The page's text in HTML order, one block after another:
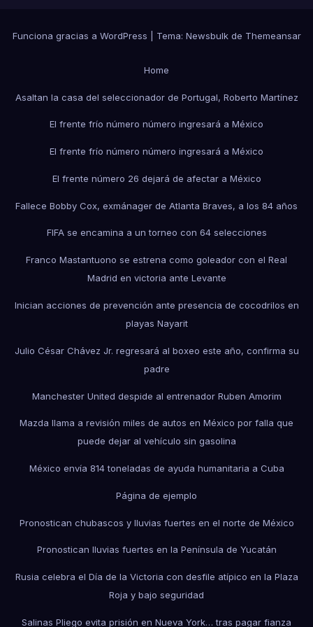
Funciona gracias a WordPress Tema: Newsbulkde Themeansar
Home
Asaltan la casa del seleccionador de Portugal, Roberto Martínez
El frente frío número número ingresará a México
El frente frío número número ingresará a México
El frente número 26 dejará de afectar a México
Fallece Bobby Cox, exmánager de Atlanta Braves, a los 84 años
FIFA se encamina a un torneo con 64 selecciones
Franco Mastantuono se estrena como goleador con el Real
Madrid en victoria ante Levante
Inician acciones de prevención ante presencia de cocodrilos en
playas Nayarit
Julio César Chávez Jr. regresará al boxeo este año, confirma su
padre
Manchester United despide al entrenador Ruben Amorim
Mazda llama a revisión miles de autos en México por falla que
puede dejar al vehículo sin gasolina
México envía 814 toneladas de ayuda humanitaria a Cuba
Página de ejemplo
Pronostican chubascos y lluvias fuertes en el norte de México
Pronostican lluvias fuertes en la Península de Yucatán
Rusia celebra el Día de la Victoria con desfile atípico en la Plaza
Roja y bajo seguridad
Salinas Pliego evita prisión en Nueva York… tras pagar fianza